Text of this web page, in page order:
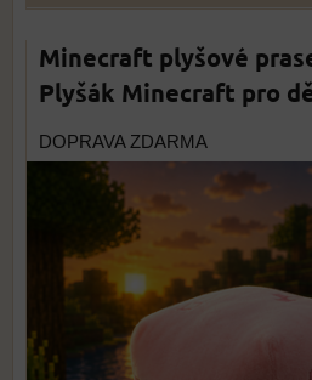
Minecraft plyšové
Plyšák Minecraft pro
DOPRAVA ZDARMA